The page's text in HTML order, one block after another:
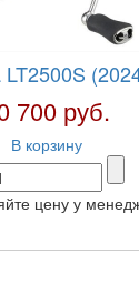
LT2500S
700 руб.
В корзину
цену у